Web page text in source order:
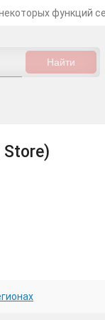
функций
Store)